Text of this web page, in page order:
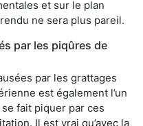
et sur le plan
ne sera plus pareil.
par les piqûres de
par les grattages
est également l’un
fait piquer par ces
Il est vrai qu’avec la